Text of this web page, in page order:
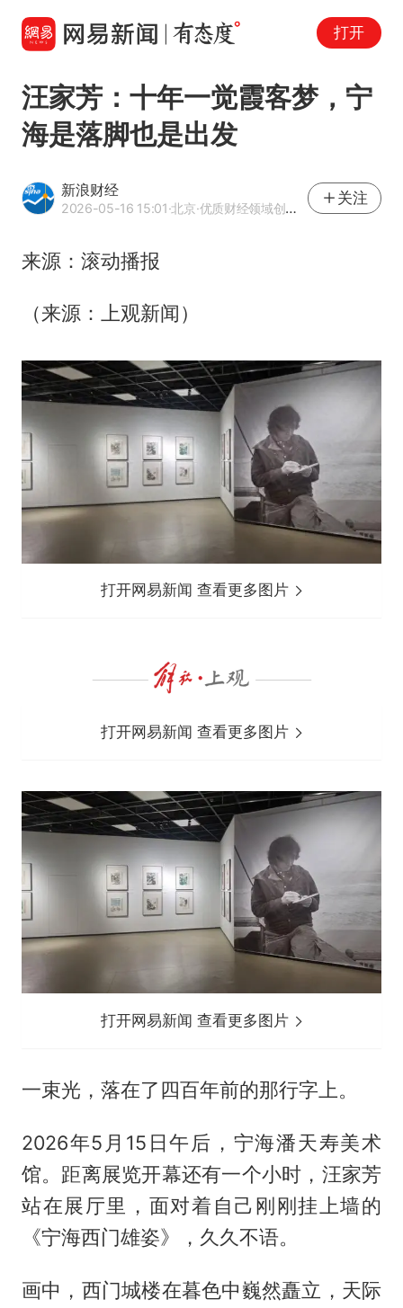
打开
汪家芳：十年一觉霞客梦，宁
海是落脚也是出发
新浪财经
2026-05-16 15:01·北京·优质财经领域创作者
关注
来源：滚动播报
（来源：上观新闻）
打开网易新闻 查看更多图片
打开网易新闻 查看更多图片
打开网易新闻 查看更多图片
一束光，落在了四百年前的那行字上。
2026年5月15日午后，宁海潘天寿美术
馆。距离展览开幕还有一个小时，汪家芳
站在展厅里，面对着自己刚刚挂上墙的
《宁海西门雄姿》，久久不语。
画中，西门城楼在暮色中巍然矗立，天际